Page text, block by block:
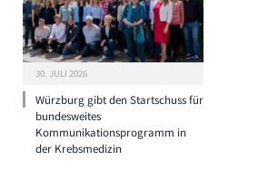
30. JULI 2026
Würzburg gibt den Startschuss für
bundesweites
Kommunikationsprogramm in
der Krebsmedizin